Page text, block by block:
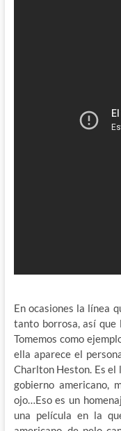
En ocasiones la línea
tanto borrosa, así
Tomemos como
ella aparece el
Charlton Heston. Es el
gobierno americano,
ojo…Eso es un
una película en la